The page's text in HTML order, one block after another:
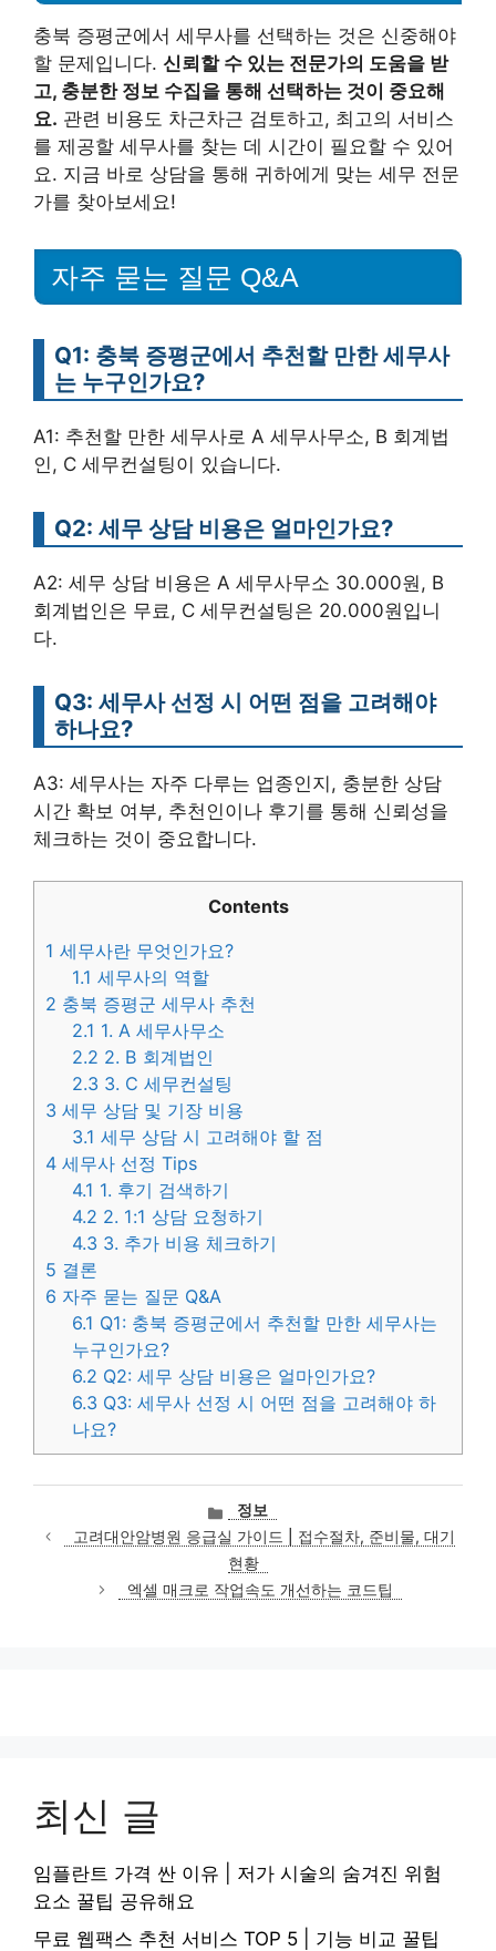
충북 증평군에서 세무사를 선택하는 것은 신중해야
할 문제입니다. 신뢰할 수 있는 전문가의 도움을 받
고, 충분한 정보 수집을 통해 선택하는 것이 중요해
요. 관련 비용도 차근차근 검토하고, 최고의 서비스
를 제공할 세무사를 찾는 데 시간이 필요할 수 있어
요. 지금 바로 상담을 통해 귀하에게 맞는 세무 전문
가를 찾아보세요!
자주 묻는 질문 Q&A
Q1: 충북 증평군에서 추천할 만한 세무사
는 누구인가요?
A1: 추천할 만한 세무사로 A 세무사무소, B 회계법
인, C 세무컨설팅이 있습니다.
Q2: 세무 상담 비용은 얼마인가요?
A2: 세무 상담 비용은 A 세무사무소 30.000원, B
회계법인은 무료, C 세무컨설팅은 20.000원입니
다.
Q3: 세무사 선정 시 어떤 점을 고려해야
하나요?
A3: 세무사는 자주 다루는 업종인지, 충분한 상담
시간 확보 여부, 추천인이나 후기를 통해 신뢰성을
체크하는 것이 중요합니다.
Contents
1 세무사란 무엇인가요?
1.1 세무사의 역할
2 충북 증평군 세무사 추천
2.1 1. A 세무사무소
2.2 2. B 회계법인
2.3 3. C 세무컨설팅
3 세무 상담 및 기장 비용
3.1 세무 상담 시 고려해야 할 점
4 세무사 선정 Tips
4.1 1. 후기 검색하기
4.2 2. 1:1 상담 요청하기
4.3 3. 추가 비용 체크하기
5 결론
6 자주 묻는 질문 Q&A
6.1 Q1: 충북 증평군에서 추천할 만한 세무사는
누구인가요?
6.2 Q2: 세무 상담 비용은 얼마인가요?
6.3 Q3: 세무사 선정 시 어떤 점을 고려해야 하
나요?
카
테
고
리
정보
고려대안암병원 응급실 가이드 | 접수절차, 준비물, 대기
현황
엑셀 매크로 작업속도 개선하는 코드팁
최신 글
임플란트 가격 싼 이유 | 저가 시술의 숨겨진 위험
요소 꿀팁 공유해요
무료 웹팩스 추천 서비스 TOP 5 | 기능 비교 꿀팁